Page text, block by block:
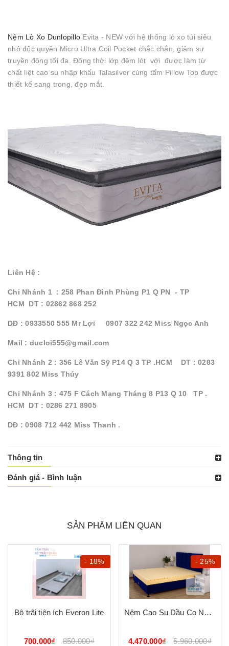
Nệm Lò Xo Dunlopillo Evita - NEW với hệ thống lò xo túi siêu
nhỏ độc quyền Micro Ultra Coil Pocket chắc chắn, giảm sự
truyền động tối đa. Đồng thời lớp đệm lót với được làm từ
chất liệt cao su nhập khẩu Talasilver cùng tấm Pillow Top được
thiết kế sang trong, đẹp mắt.​
Liên Hệ :
Chi Nhánh 1 : 258 Phan Đình Phùng P1 Q PN - TP
HCM DT : 02862 868 252
DĐ : 0933550 555 Mr Lợi 0907 322 242 Miss Ngọc Anh
Mail : ducloi555@gmail.com
Chi Nhánh 2 : 356 Lê Văn Sỹ P14 Q 3 TP .HCM DT : 0283
9391 802 Miss Thúy
Chi Nhánh 3 : 475 F Cách Mạng Tháng 8 P13 Q 10 TP .
HCM DT : 0286 271 8905
DĐ : 0908 712 442 Miss Thanh .
Thông tin
Đánh giá - Bình luận
SẢN PHẨM LIÊN QUAN
- 18%
Bộ trãi tiện ích Everon Lite
700.000₫ 850.000₫
- 25%
Nệm Cao Su Dầu Cọ Natural Tony Bed
4.470.000₫ 5.960.000₫